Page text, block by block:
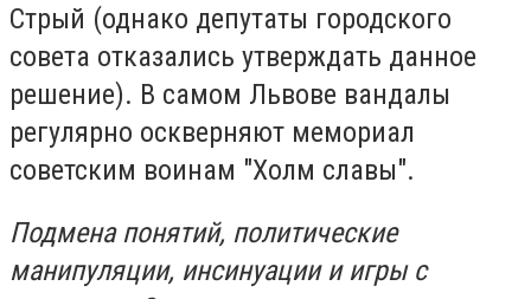
Стрый (однако депутаты городского
совета отказались утверждать данное
решение). В самом Львове вандалы
регулярно оскверняют мемориал
советским воинам "Холм славы".
Подмена понятий, политические
манипуляции, инсинуации и игры с